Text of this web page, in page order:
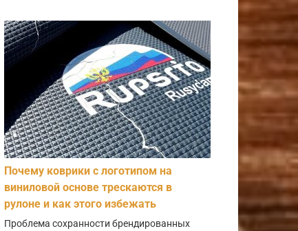
Почему коврики с логотипом на
виниловой основе трескаются в
рулоне и как этого избежать
Проблема сохранности брендированных